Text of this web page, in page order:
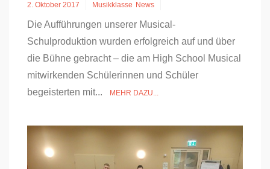
2. Oktober 2017 Musikklasse News
Die Aufführungen unserer Musical-
Schulproduktion wurden erfolgreich auf und über
die Bühne gebracht – die am High School Musical
mitwirkenden Schülerinnen und Schüler
begeisterten mit...
MEHR DAZU...